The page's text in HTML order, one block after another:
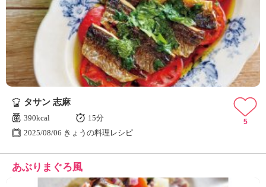
タサン 志麻
390kcal
15分
2025/08/06 きょうの料理レシピ
5
あぶりまぐろ風